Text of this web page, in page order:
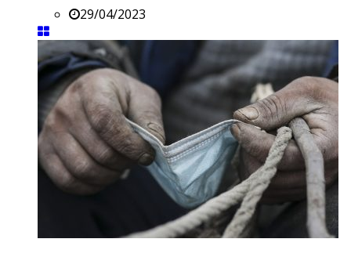
29/04/2023